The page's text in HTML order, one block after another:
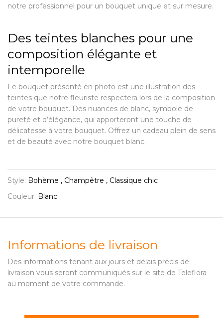
notre professionnel pour un bouquet unique et sur mesure.
Des teintes blanches pour une
composition élégante et
intemporelle
Le bouquet présenté en photo est une illustration des
teintes que notre fleuriste respectera lors de la composition
de votre bouquet. Des nuances de blanc, symbole de
pureté et d’élégance, qui apporteront une touche de
délicatesse à votre bouquet. Offrez un cadeau plein de sens
et de beauté avec notre bouquet blanc.
Style: Bohème , Champêtre , Classique chic
Couleur: Blanc
Informations de livraison
Des informations tenant aux jours et délais précis de
livraison vous seront communiqués sur le site de Teleflora
au moment de votre commande.